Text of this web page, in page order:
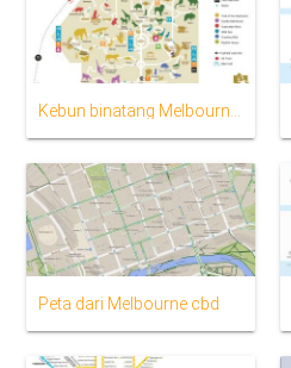
Peta dari Melbourne cbd